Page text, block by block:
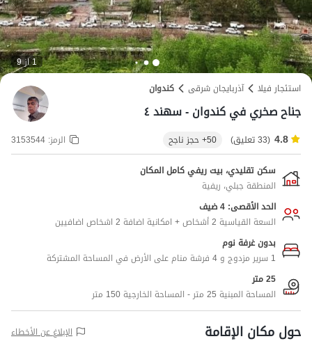
1 از 9
استئجار فيلا
آذربایجان شرقی کندوان
جناح صخري في كندوان - سهند ٤
4.8 (33 تعليق) 50+ حجز ناجح الرمز: 3153544
سكن تقليدي، بيت ريفي كامل المكان
المنطقة جبلي، ريفية
الحد الأقصى: 4 ضيف
السعة القياسية 2 أشخاص + امكانية اضافة 2 اشخاص اضافيين
بدون غرفة نوم
1 سرير مزدوج و 4 فرشة منام على الأرض في المساحة المشتركة
25 متر
المساحة المبنية 25 متر - المساحة الخارجية 150 متر
حول مكان الإقامة الإبلاغ عن الأخطاء